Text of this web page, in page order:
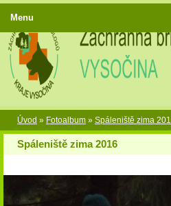
Úvod » Fotoalbum » Spáleniště zima
Spáleniště zima 2016
Menu